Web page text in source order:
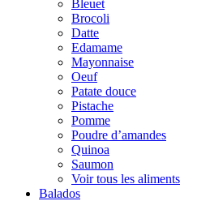
Bleuet
Brocoli
Datte
Edamame
Mayonnaise
Oeuf
Patate douce
Pistache
Pomme
Poudre d’amandes
Quinoa
Saumon
Voir tous les aliments
Balados